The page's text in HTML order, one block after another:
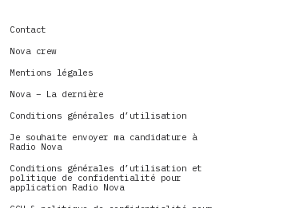
Contact
Nova crew
Mentions légales
Nova – La dernière
Conditions générales d’utilisation
Je souhaite envoyer ma candidature à
Radio Nova
Conditions générales d’utilisation et
politique de confidentialité pour
application Radio Nova